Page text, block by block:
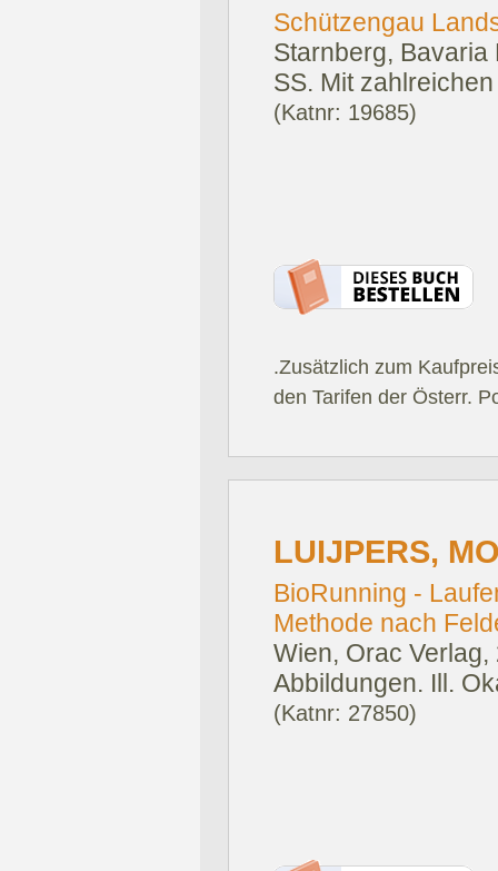
Schützengau
Starnberg,
SS. Mit
(Katnr: 19685)
.Zusätzlich zum
den Tarifen der Österr.
LUIJPERS,
BioRunning -
Methode nach
Wien, Orac Verlag,
Abbildungen. Ill.
(Katnr: 27850)